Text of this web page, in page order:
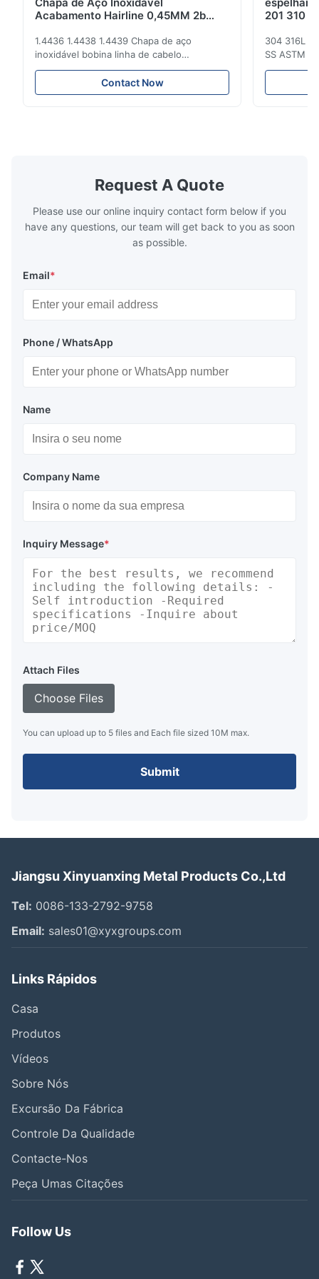
Acabamento Hairline 0,45MM 2b
1.4436 1.4438 1.4439 Chapa de aço
inoxidável bobina linha de cabelo
acabamento 0.45MM 2b Excelente
resistência à corrosão O aço inoxidável é
um tipo de material com brilho próximo da
Contact Now
201 310
304 316L
SS ASTM
aço
de produto
Request A Quote
Please use our online inquiry contact form below if you
have any questions, our team will get back to you as soon
as possible.
Email*
Phone / WhatsApp
Name
Company Name
Inquiry Message*
Attach Files
Choose Files
You can upload up to 5 files and Each file sized 10M max.
Submit
Jiangsu Xinyuanxing Metal Products Co.,Ltd
Tel: 0086-133-2792-9758
Email: sales01@xyxgroups.com
Links Rápidos
Casa
Produtos
Vídeos
Sobre Nós
Excursão Da Fábrica
Controle Da Qualidade
Contacte-Nos
Peça Umas Citações
Follow Us